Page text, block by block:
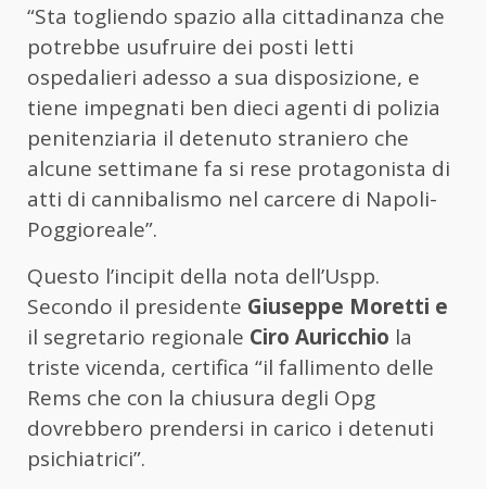
“Sta togliendo spazio alla cittadinanza che
potrebbe usufruire dei posti letti
ospedalieri adesso a sua disposizione, e
tiene impegnati ben dieci agenti di polizia
penitenziaria il detenuto straniero che
alcune settimane fa si rese protagonista di
atti di cannibalismo nel carcere di Napoli-
Poggioreale”.
Questo l’incipit della nota dell’Uspp.
Secondo il presidente Giuseppe Moretti e
il segretario regionale Ciro Auricchio la
triste vicenda, certifica “il fallimento delle
Rems che con la chiusura degli Opg
dovrebbero prendersi in carico i detenuti
psichiatrici”.